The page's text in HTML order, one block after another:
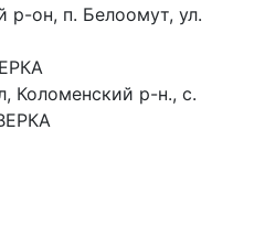
он, п. Белоомут, ул.
Коломенский р-н., с.